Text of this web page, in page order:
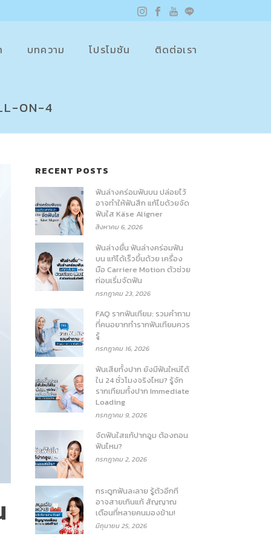
บทความ โปรโมชัน ติดต่อเรา
ON-4
RECENT POSTS
ฟันล่างคร่อมฟันบน ปล่อยไว้
อาจทำให้ฟันสึก แก้ไขด้วยจัด
ฟันใส Käse Aligner
สิงหาคม 6, 2026
ฟันล่างยื่น ฟันล่างคร่อมฟัน
บน แก้ได้เร็วขึ้นด้วย เครื่อง
มือ Carriere Motion ตัวช่วย
ก่อนเริ่มจัดฟัน
กรกฎาคม 23, 2026
FAQ รากฟันเทียม: รวมคำถาม
ที่คนอยากทำรากฟันเทียมควร
รู้
กรกฎาคม 16, 2026
ฟันเสียทั้งปาก ยังมีฟันใหม่ได้
ใน 24 ชั่วโมงจริงไหม? รู้จัก
รากเทียมทั้งปาก Immediate
Loading
กรกฎาคม 9, 2026
จัดฟันใสแก้ปากอูม ต้องถอน
ฟันไหม?
กรกฎาคม 2, 2026
กระดูกฟันละลาย รู้ตัวอีกที
อาจสายเกินแก้ สัญญาณ
เตือนที่หลายคนมองข้าม!
มิถุนายน 25, 2026